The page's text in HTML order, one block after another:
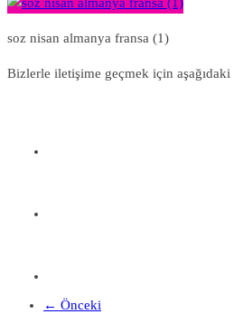
soz nisan almanya fransa (1)
Bizlerle iletişime geçmek için
← Önceki